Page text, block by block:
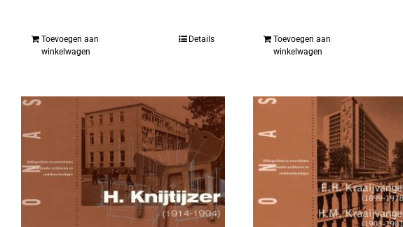
Toevoegen aan
winkelwagen
Details
Toevoegen aan
winkelwagen